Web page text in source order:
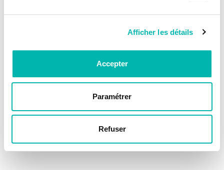
Afficher les détails
Accepter
Paramétrer
Refuser